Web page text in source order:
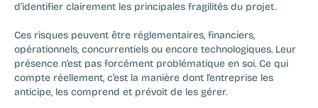
d’identifier clairement les principales fragilités du projet.
Ces risques peuvent être réglementaires, financiers,
opérationnels, concurrentiels ou encore technologiques. Leur
présence n’est pas forcément problématique en soi. Ce qui
compte réellement, c’est la manière dont l’entreprise les
anticipe, les comprend et prévoit de les gérer.